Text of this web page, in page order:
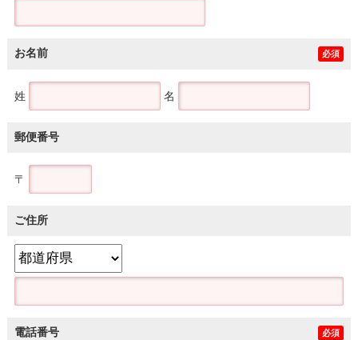
お名前 必須
姓 名
郵便番号
〒
ご住所
電話番号 必須